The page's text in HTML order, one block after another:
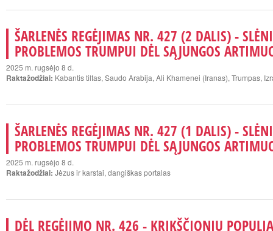
ŠARLENĖS REGĖJIMAS NR. 427 (2 DALIS) -
PROBLEMOS TRUMPUI DĖL SĄJUNGOS
2025 m. rugsėjo 8 d.
Raktažodžiai: Kabantis tiltas, Saudo Arabija, Ali Khamenei (Iranas), Trumpas,
ŠARLENĖS REGĖJIMAS NR. 427 (1 DALIS) -
PROBLEMOS TRUMPUI DĖL SĄJUNGOS
2025 m. rugsėjo 8 d.
Raktažodžiai: Jėzus ir karstai, dangiškas portalas
DĖL REGĖJIMO NR. 426 - KRIKŠČIONIŲ